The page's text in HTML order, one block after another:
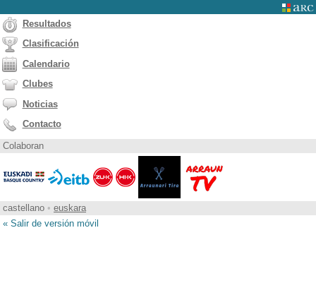
Resultados
Clasificación
Calendario
Clubes
Noticias
Contacto
Colaboran
castellano • euskara
« Salir de versión móvil